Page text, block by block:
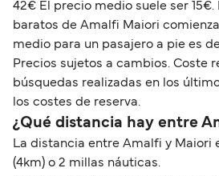
42€ El precio medio suele ser 15€.
baratos de Amalfi Maiori
medio para un pasajero a pie es
Precios sujetos a cambios. Coste
búsquedas realizadas en los
los costes de reserva.
¿Qué distancia hay entre
La distancia entre Amalfi y Maiori
(4km) o 2 millas náuticas.